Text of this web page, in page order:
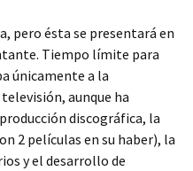
pero ésta se presentará en
Tiempo límite para
únicamente a la
aunque ha
discográfica, la
2 películas en su haber), la
y el desarrollo de